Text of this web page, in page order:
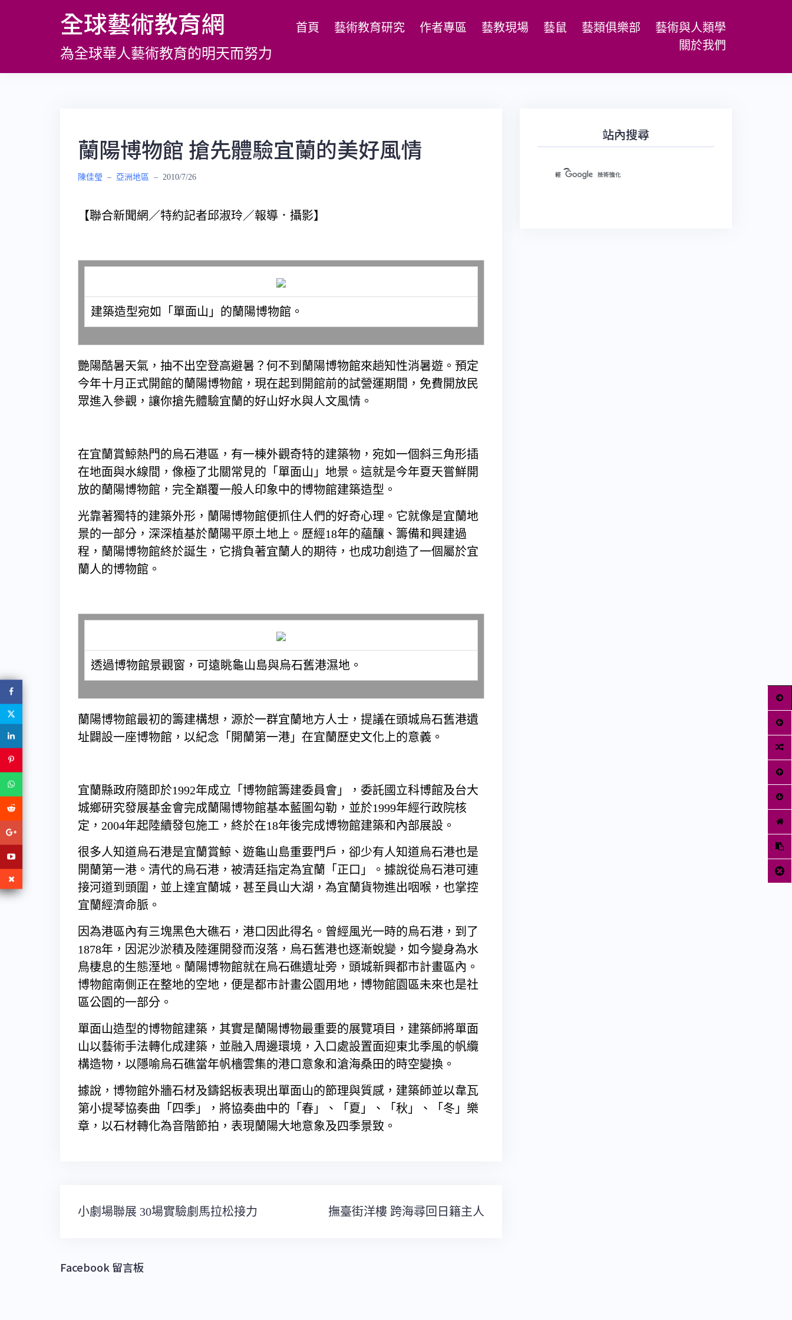
全球藝術教育網
為全球華人藝術教育的明天而努力
首頁 藝術教育研究 作者專區 藝教現場 藝鼠 藝類俱樂部
藝術與人類學
關於我們
蘭陽博物館 搶先體驗宜蘭的美好風情
陳佳瑩 – 亞洲地區 – 2010/7/26
【聯合新聞網／特約記者邱淑玲／報導．攝影】
建築造型宛如「單面山」的蘭陽博物館。
艷陽酷暑天氣，抽不出空登高避暑？何不到蘭陽博物館來趟知性消暑遊。預定
今年十月正式開館的蘭陽博物館，現在起到開館前的試營運期間，免費開放民
眾進入參觀，讓你搶先體驗宜蘭的好山好水與人文風情。
在宜蘭賞鯨熱門的烏石港區，有一棟外觀奇特的建築物，宛如一個斜三角形插
在地面與水線間，像極了北關常見的「單面山」地景。這就是今年夏天嘗鮮開
放的蘭陽博物館，完全巔覆一般人印象中的博物館建築造型。
光靠著獨特的建築外形，蘭陽博物館便抓住人們的好奇心理。它就像是宜蘭地
景的一部分，深深植基於蘭陽平原土地上。歷經18年的蘊釀、籌備和興建過
程，蘭陽博物館終於誕生，它揹負著宜蘭人的期待，也成功創造了一個屬於宜
蘭人的博物館。
透過博物館景觀窗，可遠眺龜山島與烏石舊港濕地。
蘭陽博物館最初的籌建構想，源於一群宜蘭地方人士，提議在頭城烏石舊港遺
址闢設一座博物館，以紀念「開蘭第一港」在宜蘭歷史文化上的意義。
宜蘭縣政府隨即於1992年成立「博物館籌建委員會」，委託國立科博館及台大
城鄉研究發展基金會完成蘭陽博物館基本藍圖勾勒，並於1999年經行政院核
定，2004年起陸續發包施工，終於在18年後完成博物館建築和內部展設。
很多人知道烏石港是宜蘭賞鯨、遊龜山島重要門戶，卻少有人知道烏石港也是
開蘭第一港。清代的烏石港，被清廷指定為宜蘭「正口」。據說從烏石港可連
接河道到頭圍，並上達宜蘭城，甚至員山大湖，為宜蘭貨物進出咽喉，也掌控
宜蘭經濟命脈。
因為港區內有三塊黑色大礁石，港口因此得名。曾經風光一時的烏石港，到了
1878年，因泥沙淤積及陸運開發而沒落，烏石舊港也逐漸蛻變，如今變身為水
鳥棲息的生態溼地。蘭陽博物館就在烏石礁遺址旁，頭城新興都市計畫區內。
博物館南側正在整地的空地，便是都市計畫公園用地，博物館園區未來也是社
區公園的一部分。
單面山造型的博物館建築，其實是蘭陽博物最重要的展覽項目，建築師將單面
山以藝術手法轉化成建築，並融入周邊環境，入口處設置面迎東北季風的帆纜
構造物，以隱喻烏石礁當年帆檣雲集的港口意象和滄海桑田的時空變換。
據說，博物館外牆石材及鑄鋁板表現出單面山的節理與質感，建築師並以韋瓦
第小提琴協奏曲「四季」，將協奏曲中的「春」、「夏」、「秋」、「冬」樂
章，以石材轉化為音階節拍，表現蘭陽大地意象及四季景致。
文
覽
小劇場聯展 30場實驗劇馬拉松接力 撫臺街洋樓 跨海尋回日籍主人
Facebook 留言板
站內搜尋